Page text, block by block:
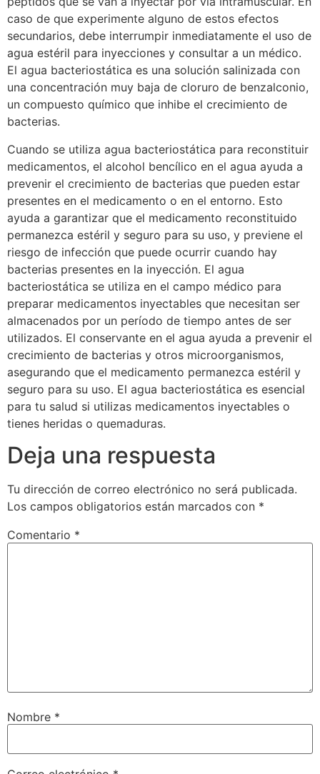
caso de que experimente alguno de estos efectos
secundarios, debe interrumpir inmediatamente el uso de
agua estéril para inyecciones y consultar a un médico.
El agua bacteriostática es una solución salinizada con
una concentración muy baja de cloruro de benzalconio,
un compuesto químico que inhibe el crecimiento de
bacterias.
Cuando se utiliza agua bacteriostática para reconstituir
medicamentos, el alcohol bencílico en el agua ayuda a
prevenir el crecimiento de bacterias que pueden estar
presentes en el medicamento o en el entorno. Esto
ayuda a garantizar que el medicamento reconstituido
permanezca estéril y seguro para su uso, y previene el
riesgo de infección que puede ocurrir cuando hay
bacterias presentes en la inyección. El agua
bacteriostática se utiliza en el campo médico para
preparar medicamentos inyectables que necesitan ser
almacenados por un período de tiempo antes de ser
utilizados. El conservante en el agua ayuda a prevenir el
crecimiento de bacterias y otros microorganismos,
asegurando que el medicamento permanezca estéril y
seguro para su uso. El agua bacteriostática es esencial
para tu salud si utilizas medicamentos inyectables o
tienes heridas o quemaduras.
Deja una respuesta
Tu dirección de correo electrónico no será publicada.
Los campos obligatorios están marcados con *
Comentario *
Nombre *